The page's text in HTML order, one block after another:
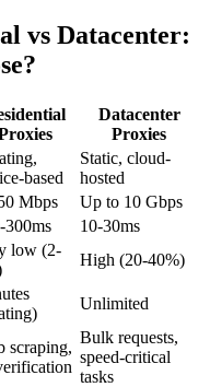
vs Datacenter:
Datacenter
Proxies
based
Static, cloud-
hosted
Mbps
Up to 10 Gbps
300ms
10-30ms
low (2-
High (20-40%)
Unlimited
scraping,
Bulk requests,
speed-critical
tasks